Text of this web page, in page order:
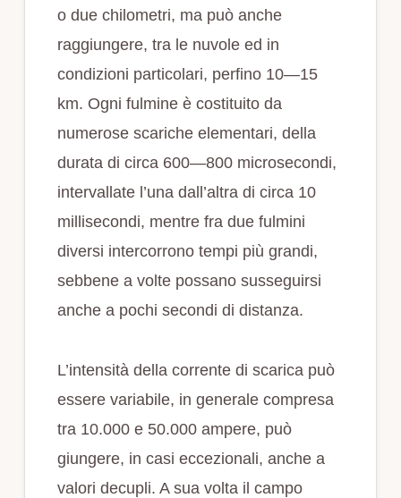
o due chilometri, ma può anche
raggiungere, tra le nuvole ed in
condizioni particolari, perfino 10—15
km. Ogni fulmine è costituito da
numerose scariche elementari, della
durata di circa 600—800 microsecondi,
intervallate l’una dall’altra di circa 10
millisecondi, mentre fra due fulmini
diversi intercorrono tempi più grandi,
sebbene a volte possano susseguirsi
anche a pochi secondi di distanza.
L’intensità della corrente di scarica può
essere variabile, in generale compresa
tra 10.000 e 50.000 ampere, può
giungere, in casi eccezionali, anche a
valori decupli. A sua volta il campo